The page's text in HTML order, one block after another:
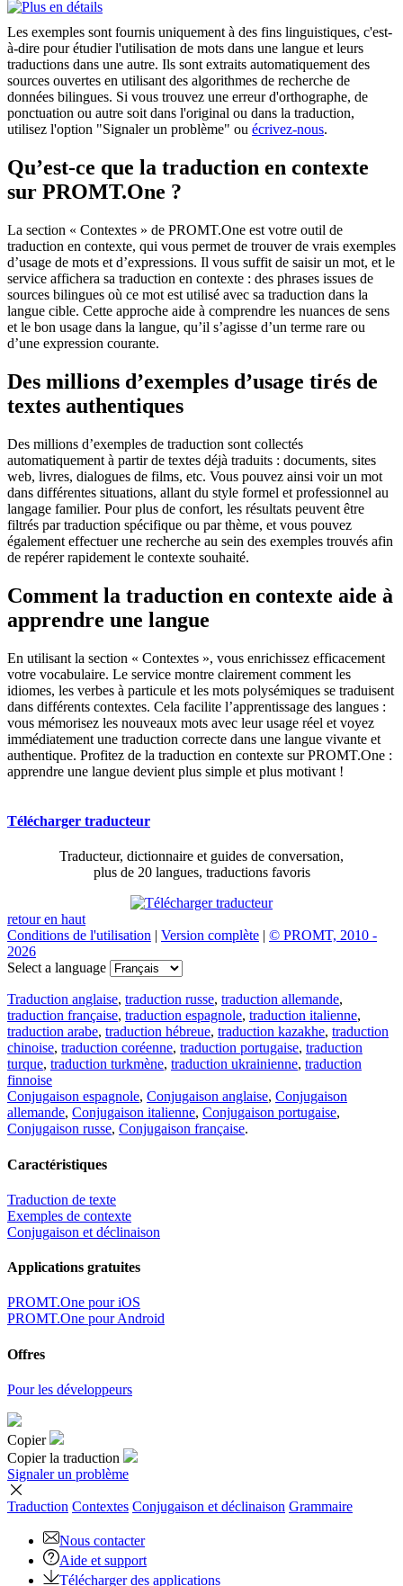
Les exemples sont fournis uniquement à des fins linguistiques, c'est-
à-dire pour étudier l'utilisation de mots dans une langue et leurs
traductions dans une autre. Ils sont extraits automatiquement des
sources ouvertes en utilisant des algorithmes de recherche de
données bilingues. Si vous trouvez une erreur d'orthographe, de
ponctuation ou autre soit dans l'original ou dans la traduction,
utilisez l'option "Signaler un problème" ou écrivez-nous.
Qu’est-ce que la traduction en contexte
sur PROMT.One ?
La section « Contextes » de PROMT.One est votre outil de
traduction en contexte, qui vous permet de trouver de vrais exemples
d’usage de mots et d’expressions. Il vous suffit de saisir un mot, et le
service affichera sa traduction en contexte : des phrases issues de
sources bilingues où ce mot est utilisé avec sa traduction dans la
langue cible. Cette approche aide à comprendre les nuances de sens
et le bon usage dans la langue, qu’il s’agisse d’un terme rare ou
d’une expression courante.
Des millions d’exemples d’usage tirés de
textes authentiques
Des millions d’exemples de traduction sont collectés
automatiquement à partir de textes déjà traduits : documents, sites
web, livres, dialogues de films, etc. Vous pouvez ainsi voir un mot
dans différentes situations, allant du style formel et professionnel au
langage familier. Pour plus de confort, les résultats peuvent être
filtrés par traduction spécifique ou par thème, et vous pouvez
également effectuer une recherche au sein des exemples trouvés afin
de repérer rapidement le contexte souhaité.
Comment la traduction en contexte aide à
apprendre une langue
En utilisant la section « Contextes », vous enrichissez efficacement
votre vocabulaire. Le service montre clairement comment les
idiomes, les verbes à particule et les mots polysémiques se traduisent
dans différents contextes. Cela facilite l’apprentissage des langues :
vous mémorisez les nouveaux mots avec leur usage réel et voyez
immédiatement une traduction correcte dans une langue vivante et
authentique. Profitez de la traduction en contexte sur PROMT.One :
apprendre une langue devient plus simple et plus motivant !
Télécharger traducteur
Traducteur, dictionnaire et guides de conversation,
plus de 20 langues, traductions favoris
retour en haut
Conditions de l'utilisation | Version complète | © PROMT, 2010 -
2026
Select a language
Traduction anglaise, traduction russe, traduction allemande,
traduction française, traduction espagnole, traduction italienne,
traduction arabe, traduction hébreue, traduction kazakhe, traduction
chinoise, traduction coréenne, traduction portugaise, traduction
turque, traduction turkmène, traduction ukrainienne, traduction
finnoise
Conjugaison espagnole, Conjugaison anglaise, Conjugaison
allemande, Conjugaison italienne, Conjugaison portugaise,
Conjugaison russe, Conjugaison française.
Caractéristiques
Traduction de texte
Exemples de contexte
Conjugaison et déclinaison
Applications gratuites
PROMT.One pour iOS
PROMT.One pour Android
Offres
Pour les développeurs
Copier
Copier la traduction
Signaler un problème
Traduction Contextes Conjugaison et déclinaison Grammaire
Nous contacter
Aide et support
Télécharger des applications